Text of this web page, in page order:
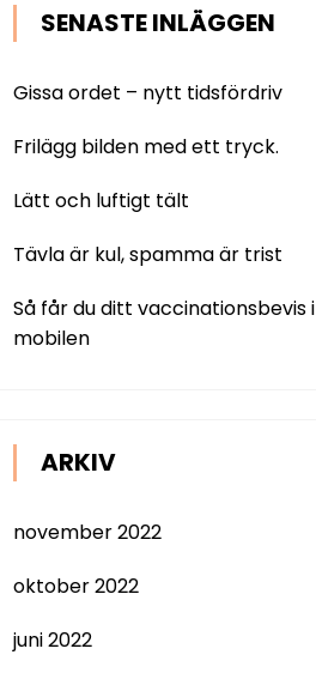
SENASTE INLÄGGEN
Gissa ordet – nytt tidsfördriv
Frilägg bilden med ett tryck.
Lätt och luftigt tält
Tävla är kul, spamma är trist
Så får du ditt vaccinationsbevis i
mobilen
ARKIV
november 2022
oktober 2022
juni 2022